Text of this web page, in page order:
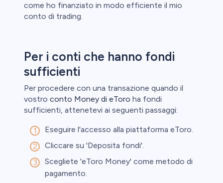
come ho finanziato in modo efficiente il mio
conto di trading.
Per i conti che hanno fondi
sufficienti
Per procedere con una transazione quando il
vostro conto Money di eToro ha fondi
sufficienti, attenetevi ai seguenti passaggi:
Eseguire l'accesso alla piattaforma eToro.
Cliccare su 'Deposita fondi'.
Scegliete 'eToro Money' come metodo di
pagamento.